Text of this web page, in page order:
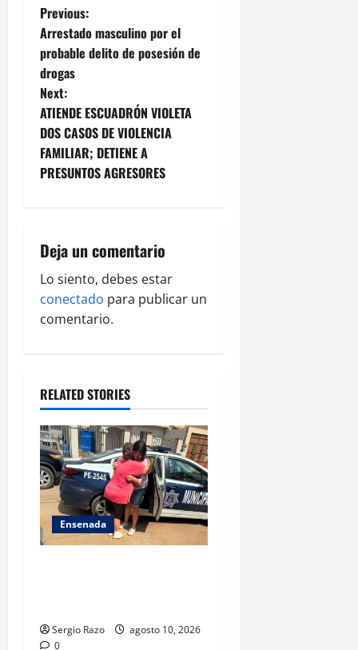
P
o
s
t
n
a
i
g
a
i
o
n
Previous:
Arrestado masculino por el
probable delito de posesión de
drogas
Next:
ATIENDE ESCUADRÓN VIOLETA
DOS CASOS DE VIOLENCIA
FAMILIAR; DETIENE A
PRESUNTOS AGRESORES
Deja un comentario
Lo siento, debes estar
conectado para publicar un
comentario.
RELATED STORIES
Ensenada
Sergio Razo
agosto 10, 2026
0